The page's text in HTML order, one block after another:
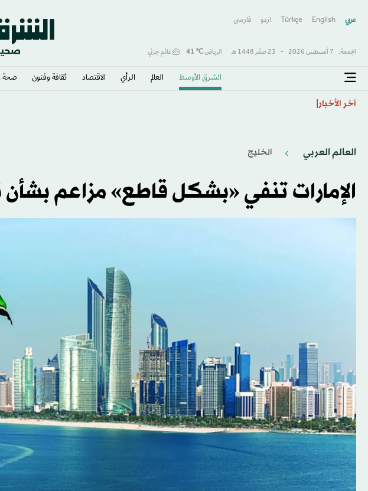
عربي English
Türkçe اردو فارسى
الجمعة, 7 أغسطس 2026 - 23 صفَر 1448 هـ الرياض℃
41 غائم جزئي
الشرق الأوسط​ العالم الرأي الاقتصاد ثقافة وفنون صحة
آخر الأخبار
العالم العربي الخليج
الإمارات تنفي «بشكل قاطع» مزاعم بشأن